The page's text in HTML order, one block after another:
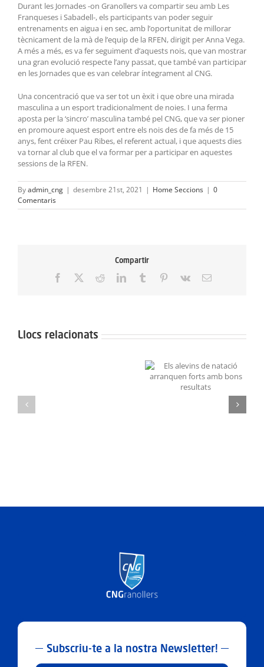
Durant les Jornades -on Granollers va compartir seu amb Les
Franqueses i Sabadell-, els participants van poder seguir
entrenaments en aigua i en sec, amb l’oportunitat de millorar
tècnicament de la mà de l’equip de la RFEN, dirigit per Anna Vega.
A més a més, es va fer seguiment d’aquests nois, que van mostrar
una gran evolució respecte l’any passat, que també van participar
en les Jornades que es van celebrar íntegrament al CNG.
Una concentració que va ser tot un èxit i que obre una mirada
masculina a un esport tradicionalment de noies. I una ferma
aposta per la ‘sincro’ masculina també pel CNG, que va ser pioner
en promoure aquest esport entre els nois des de fa més de 15
anys, fent créixer Pau Ribes, el referent actual, i que aquests dies
va tornar al club que el va formar per a participar en aquestes
sessions de la RFEN.
Byadmin_cng | desembre 21st, 2021 | Home Seccions | 0
Comentaris
Compartir
Facebook RedditLinkedInTumblr Pinterest
Vk Email:
Llocs relacionats
Grans resultats a la
Lliga de Figures Aleví i
Infantil
Subscriu-te a la nostra Newsletter!